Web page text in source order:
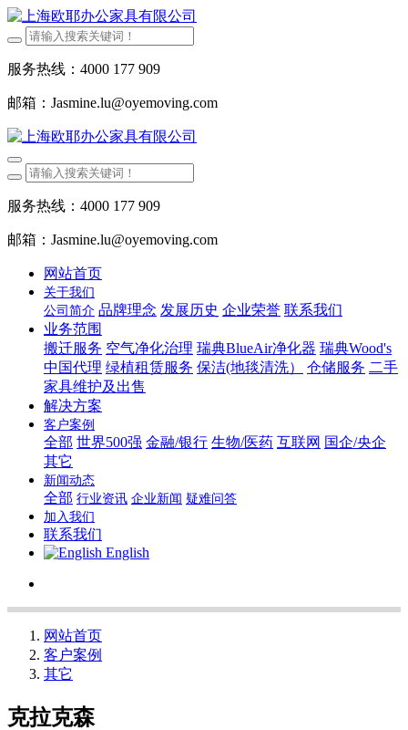
服务热线：4000 177 909
邮箱：Jasmine.lu@oyemoving.com
服务热线：4000 177 909
邮箱：Jasmine.lu@oyemoving.com
网站首页
关于我们
公司简介 品牌理念 发展历史 企业荣誉 联系我们
业务范围
搬迁服务 空气净化治理 瑞典BlueAir净化器 瑞典Wood's
中国代理 绿植租赁服务 保洁(地毯清洗） 仓储服务 二手
家具维护及出售
解决方案
客户案例
全部 世界500强 金融/银行 生物/医药 互联网 国企/央企
其它
新闻动态
全部 行业资讯 企业新闻 疑难问答
加入我们
联系我们
English
网站首页
客户案例
其它
克拉克森